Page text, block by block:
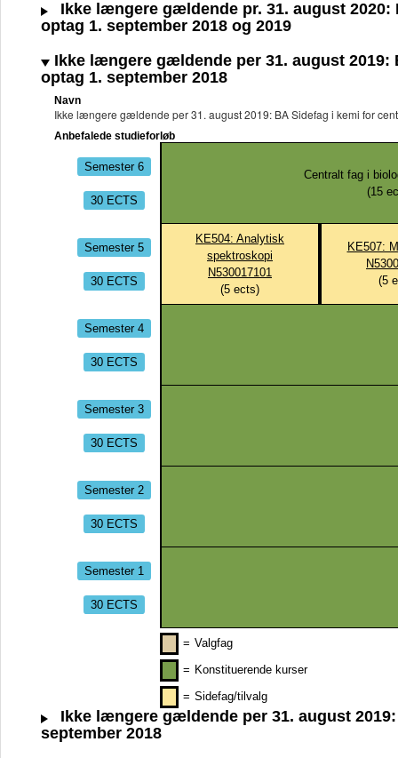
Ikke længere gældende pr. 31. august
optag 1. september 2018 og 2019
Ikke længere gældende per 31. august
optag 1. september 2018
Navn
Ikke længere gældende per 31. august 2019: BA Sidefag i kemi for
Anbefalede studieforløb
Semester 6
30 ECTS
Centralt fag i
(15
Semester 5
30 ECTS
KE504: Analytisk
spektroskopi
N530017101
(5 ects)
KE507:
(5
Semester 4
30 ECTS
Semester 3
30 ECTS
Semester 2
30 ECTS
Semester 1
30 ECTS
= Valgfag
= Konstituerende kurser
= Sidefag/tilvalg
Ikke længere gældende per 31. august
september 2018